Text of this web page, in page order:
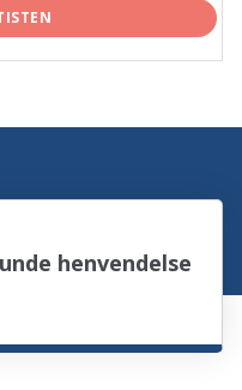
henvendelse